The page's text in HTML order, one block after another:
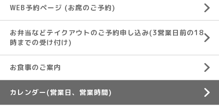
WEB予約ページ (お席のご予約)
お弁当などテイクアウトのご予約申し込み(3営業日前の18
時までの受け付け)
お食事のご案内
カレンダー(営業日、営業時間)